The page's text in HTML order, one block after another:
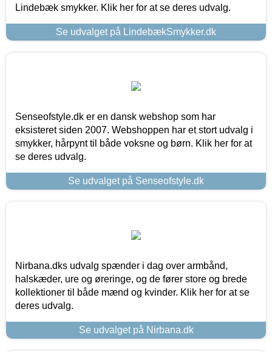
Lindebæk smykker. Klik her for at se deres udvalg.
Se udvalget på LindebækSmykker.dk
Senseofstyle.dk er en dansk webshop som har
eksisteret siden 2007. Webshoppen har et stort udvalg i
smykker, hårpynt til både voksne og børn. Klik her for at
se deres udvalg.
Se udvalget på Senseofstyle.dk
Nirbana.dks udvalg spænder i dag over armbånd,
halskæder, ure og øreringe, og de fører store og brede
kollektioner til både mænd og kvinder. Klik her for at se
deres udvalg.
Se udvalget på Nirbana.dk